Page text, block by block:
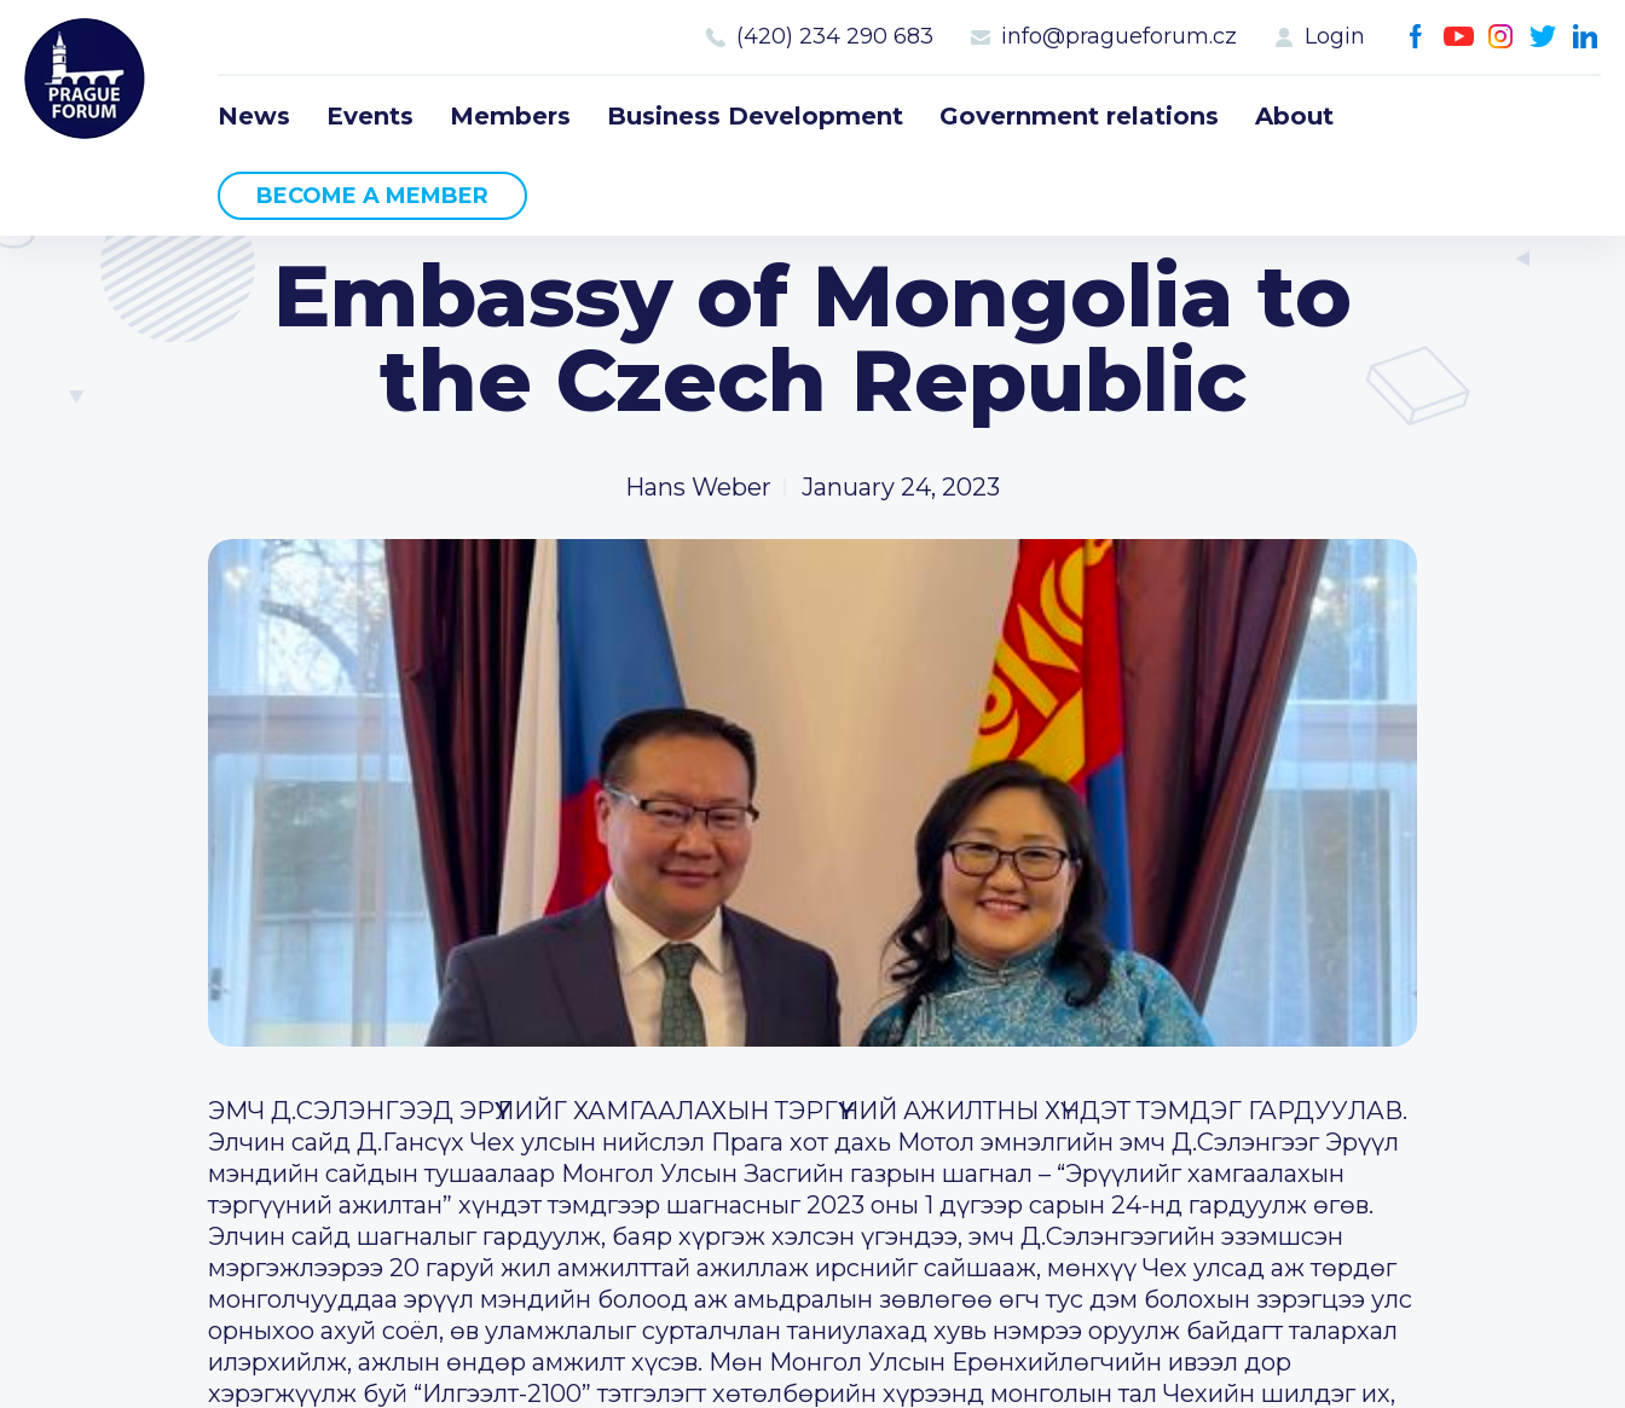
(420) 234 290 683 info@pragueforum.cz Login
News Events Members Business Development Government relations About
BECOME A MEMBER
Embassy of Mongolia to
the Czech Republic
Hans Weber January 24, 2023
ЭМЧ Д.СЭЛЭНГЭЭД ЭРҮҮЛИЙГ ХАМГААЛАХЫН ТЭРГҮҮНИЙ АЖИЛТНЫ ХҮНДЭТ ТЭМДЭГ ГАРДУУЛАВ.
Элчин сайд Д.Гансүх Чех улсын нийслэл Прага хот дахь Мотол эмнэлгийн эмч Д.Сэлэнгээг Эрүүл
мэндийн сайдын тушаалаар Монгол Улсын Засгийн газрын шагнал – “Эрүүлийг хамгаалахын
тэргүүний ажилтан” хүндэт тэмдгээр шагнасныг 2023 оны 1 дүгээр сарын 24-нд гардуулж өгөв.
Элчин сайд шагналыг гардуулж, баяр хүргэж хэлсэн үгэндээ, эмч Д.Сэлэнгээгийн эзэмшсэн
мэргэжлээрээ 20 гаруй жил амжилттай ажиллаж ирснийг сайшааж, мөнхүү Чех улсад аж төрдөг
монголчууддаа эрүүл мэндийн болоод аж амьдралын зөвлөгөө өгч тус дэм болохын зэрэгцээ улс
орныхоо ахуй соёл, өв уламжлалыг сурталчлан таниулахад хувь нэмрээ оруулж байдагт талархал
илэрхийлж, ажлын өндөр амжилт хүсэв. Мөн Монгол Улсын Ерөнхийлөгчийн ивээл дор
хэрэгжүүлж буй “Илгээлт-2100” тэтгэлэгт хөтөлбөрийн хүрээнд монголын тал Чехийн шилдэг их,